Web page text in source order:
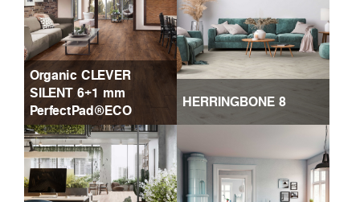
Organic CLEVER
SILENT 6+1 mm
PerfectPad®ECO
HERRINGBONE 8